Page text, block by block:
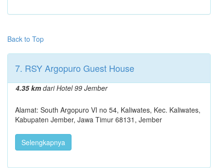
Back to Top
7. RSY Argopuro Guest House
4.35 kmdari Hotel 99 Jember
Alamat: South Argopuro VI no 54, Kaliwates, Kec. Kaliwates,
Kabupaten Jember, Jawa Timur 68131, Jember
Selengkapnya